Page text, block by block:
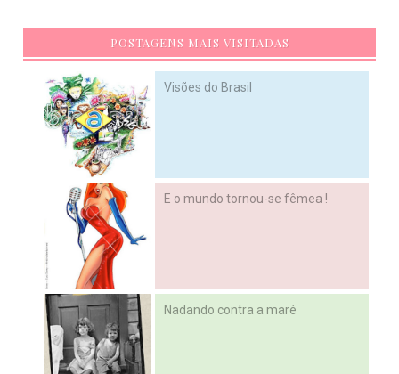
POSTAGENS MAIS VISITADAS
Visões do Brasil
E o mundo tornou-se fêmea !
Nadando contra a maré